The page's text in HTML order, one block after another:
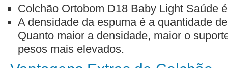
Colchão Ortobom D18 Baby Light Saúde
A densidade da espuma é a quantidade
Quanto maior a densidade, maior o
pesos mais elevados.